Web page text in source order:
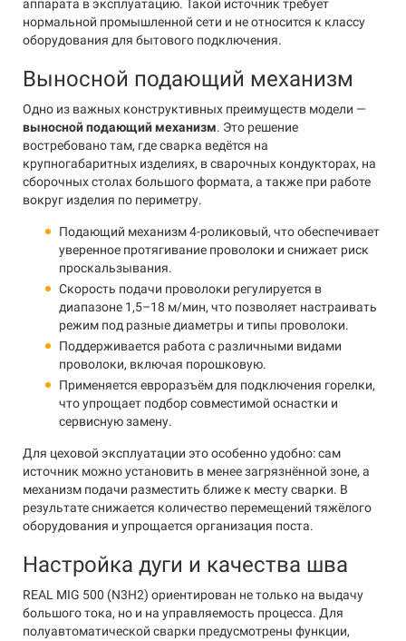
аппарата в эксплуатацию. Такой источник требует
нормальной промышленной сети и не относится к классу
оборудования для бытового подключения.
Выносной подающий механизм
Одно из важных конструктивных преимуществ модели —
выносной подающий механизм. Это решение
востребовано там, где сварка ведётся на
крупногабаритных изделиях, в сварочных кондукторах, на
сборочных столах большого формата, а также при работе
вокруг изделия по периметру.
Подающий механизм 4-роликовый, что обеспечивает
уверенное протягивание проволоки и снижает риск
проскальзывания.
Скорость подачи проволоки регулируется в
диапазоне 1,5–18 м/мин, что позволяет настраивать
режим под разные диаметры и типы проволоки.
Поддерживается работа с различными видами
проволоки, включая порошковую.
Применяется евроразъём для подключения горелки,
что упрощает подбор совместимой оснастки и
сервисную замену.
Для цеховой эксплуатации это особенно удобно: сам
источник можно установить в менее загрязнённой зоне, а
механизм подачи разместить ближе к месту сварки. В
результате снижается количество перемещений тяжёлого
оборудования и упрощается организация поста.
Настройка дуги и качества шва
REAL MIG 500 (N3H2) ориентирован не только на выдачу
большого тока, но и на управляемость процесса. Для
полуавтоматической сварки предусмотрены функции,